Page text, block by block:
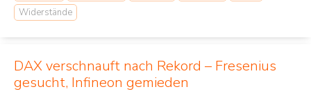
Widerstände
DAX verschnauft nach Rekord – Fresenius
gesucht, Infineon gemieden